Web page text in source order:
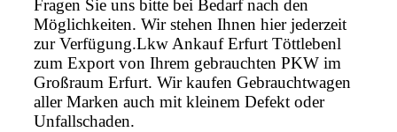
Fragen Sie uns bitte bei Bedarf nach den
Möglichkeiten. Wir stehen Ihnen hier jederzeit
zur Verfügung.Lkw Ankauf Erfurt Töttlebenl
zum Export von Ihrem gebrauchten PKW im
Großraum Erfurt. Wir kaufen Gebrauchtwagen
aller Marken auch mit kleinem Defekt oder
Unfallschaden.